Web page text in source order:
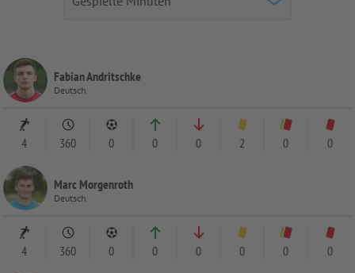
Fabian Andritschke
Deutsch
4 360 0 0 0 2 0 0
Marc Morgenroth
Deutsch
4 360 0 0 0 0 0 0